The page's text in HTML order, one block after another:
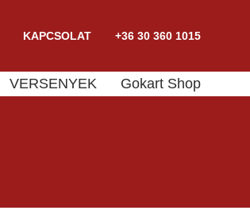
KAPCSOLAT +36 30 360 1015
VERSENYEK Gokart Shop